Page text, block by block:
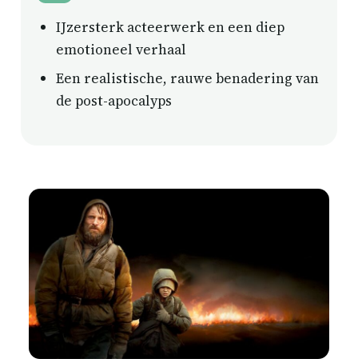
IJzersterk acteerwerk en een diep
emotioneel verhaal
Een realistische, rauwe benadering van
de post-apocalyps